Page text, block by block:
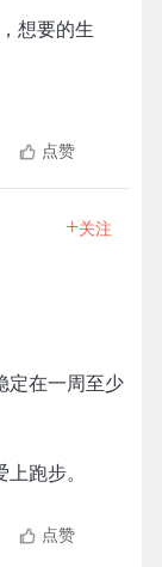
想要的生
点赞
+关注
定在一周至少
跑步。
点赞